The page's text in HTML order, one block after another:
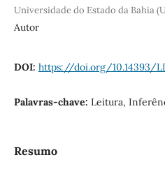
Universidade do Estado da Bahia
Autor
DOI: https://doi.org/10.14393/
Palavras-chave: Leitura,
Resumo